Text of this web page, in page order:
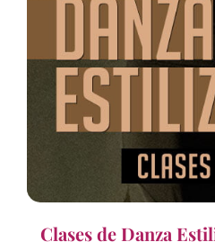
Clases de Danza